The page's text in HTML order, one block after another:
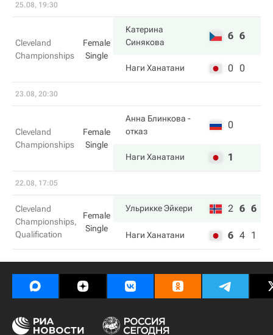
25.08, 19:30
Cleveland
Championships
Female
Single
Катерина
Синякова
6 6
Наги Ханатани 0 0
23.08, 20:30
Cleveland
Championships
Female
Single
Анна Блинкова -
отказ
0
Наги Ханатани 1
22.08, 17:05
Cleveland
Championships,
Qualification
Female
Single
Ульрикке Эйкери 2 6 6
Наги Ханатани 6 4 1